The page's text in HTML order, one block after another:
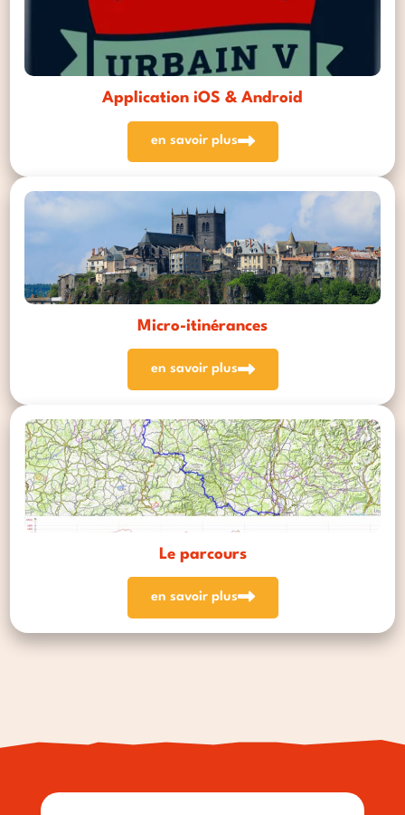
Application iOS & Android
en savoir plus
Micro-itinérances
en savoir plus
Le parcours
en savoir plus